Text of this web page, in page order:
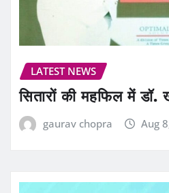
LATEST NEWS
सितारों की महफिल में डॉ.
gaurav chopra Aug